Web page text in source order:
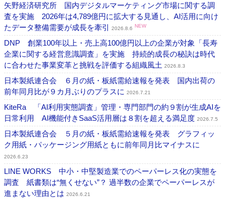
矢野経済研究所 国内デジタルマーケティング市場に関する調
査を実施 2026年は4,789億円に拡大する見通し、AI活用に向け
たデータ整備需要が成長を牽引
2026.8.6 NEW
DNP 創業100年以上・売上高100億円以上の企業が対象「長寿
企業に関する経営意識調査」を実施 持続的成長の秘訣は時代
に合わせた事業変革と挑戦を評価する組織風土 2026.8.3
日本製紙連合会 ６月の紙・板紙需給速報を発表 国内出荷の
前年同月比が９カ月ぶりのプラスに 2026.7.21
KiteRa 「AI利用実態調査」管理・専門部門の約９割が生成AIを
日常利用 AI機能付きSaaS活用層は８割を超える満足度 2026.7.5
日本製紙連合会 ５月の紙・板紙需給速報を発表 グラフィッ
ク用紙・パッケージング用紙ともに前年同月比マイナスに
2026.6.23
LINE WORKS 中小・中堅製造業でのペーパーレス化の実態を
調査 紙書類は“無くせない”？ 過半数の企業でペーパーレスが
進まない理由とは 2026.6.21